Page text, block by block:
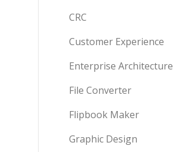
CRC
Customer Experience
Enterprise Architecture
File Converter
Flipbook Maker
Graphic Design